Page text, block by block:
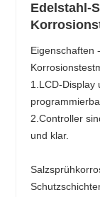
Edelstahl-
Eigenschaften
1.LCD-Display
2.Controller
und klar.